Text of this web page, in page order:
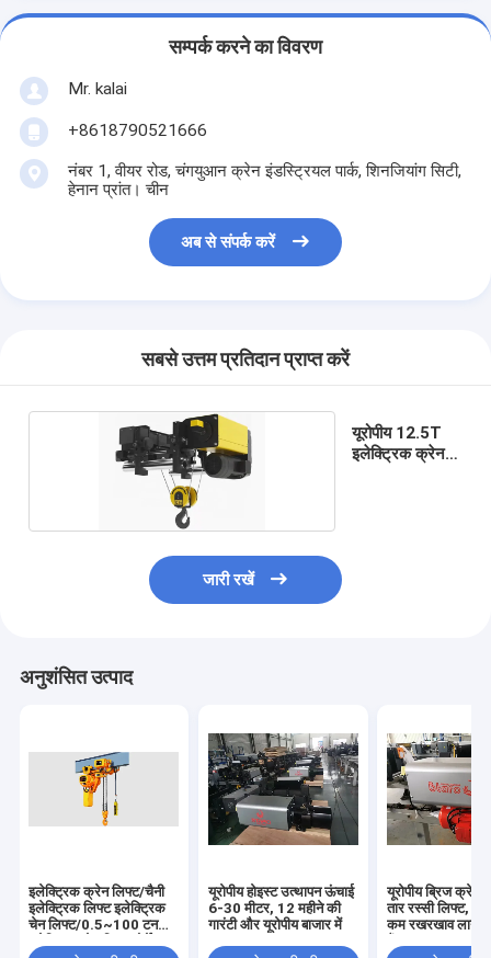
सम्पर्क करने का विवरण
Mr. kalai
+8618790521666
नंबर 1, वीयर रोड, चंगयुआन क्रेन इंडस्ट्रियल पार्क, शिनजियांग सिटी,
हेनान प्रांत। चीन
अब से संपर्क करें
सबसे उत्तम प्रतिदान प्राप्त करें
यूरोपीय 12.5T
इलेक्ट्रिक क्रेन
जारी रखें
अनुशंसित उत्पाद
इलेक्ट्रिक क्रेन लिफ्ट/चैनी
इलेक्ट्रिक लिफ्ट इलेक्ट्रिक
चेन लिफ्ट/0.5~100 टन
यूरोपीय होइस्ट उत्थापन ऊंचाई
6-30 मीटर, 12 महीने की
गारंटी और यूरोपीय बाजार में
यूरोपीय ब्रिज क्रेन
तार रस्सी लिफ्ट,
कम रखरखाव